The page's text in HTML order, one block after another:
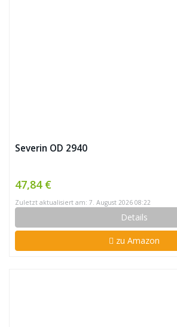
Severin OD 2940
47,84 €
Zuletzt aktualisiert am: 7. August 2026 08:22
Details
zu Amazon